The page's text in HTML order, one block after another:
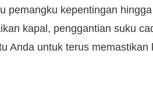
pemangku kepentingan
kapal, penggantian suku
Anda untuk terus memastikan